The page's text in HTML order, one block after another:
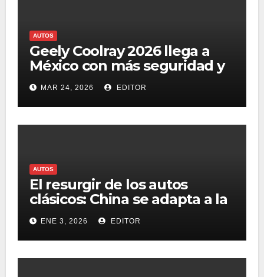
AUTOS
Geely Coolray 2026 llega a
México con más seguridad y
el sistema Flyme Auto
MAR 24, 2026 EDITOR
AUTOS
El resurgir de los autos
clásicos: China se adapta a la
demanda de los entusiastas
ENE 3, 2026 EDITOR